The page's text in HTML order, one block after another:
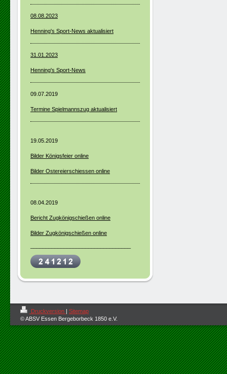
08.08.2023
Henning's Sport-News aktualisiert
31.01.2023
Henning's Sport-News
09.07.2019
Termine Spielmannszug aktualisiert
19.05.2019
Bilder Königsfeier online
Bilder Ostereierschiessen online
08.04.2019
Bericht Zugkönigschießen online
Bilder Zugkönigschießen online
Druckversion | Sitemap
© ABSV Essen Bergeborbeck 1850 e.V.